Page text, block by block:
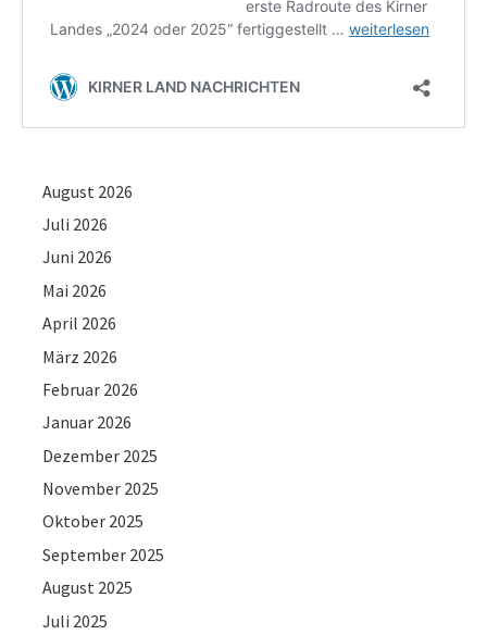
August 2026
Juli 2026
Juni 2026
Mai 2026
April 2026
März 2026
Februar 2026
Januar 2026
Dezember 2025
November 2025
Oktober 2025
September 2025
August 2025
Juli 2025